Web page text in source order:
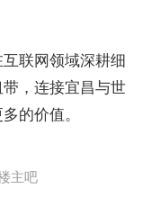
联网领域深耕细
，连接宜昌与世
的价值。
主吧